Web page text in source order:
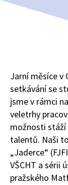
Jarní měsíce v
setkávání se
jsme v rámci
veletrhy
možnosti stáží
talentů. Naši
„Jaderce“
VŠCHT a sérii
pražského